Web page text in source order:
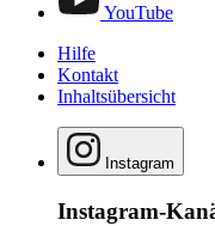
YouTube
Hilfe
Kontakt
Inhaltsübersicht
Instagram
Instagram-